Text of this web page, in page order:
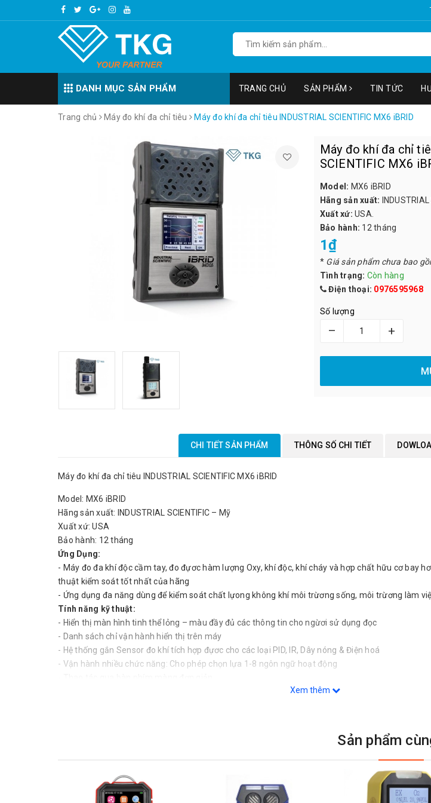
DANH MỤC SẢN PHẨM TRANG CHỦ SẢN PHẨM TIN TỨC
Trang chủ Máy đo khí đa chỉ tiêu Máy đo khí đa chỉ tiêu INDUSTRIAL SCIENTIFIC MX6 iBRID
Máy đo khí đa chỉ
SCIENTIFIC MX6
Model: MX6 iBRID
Hãng sản xuất:
Xuất xứ: USA.
Bảo hành: 12 tháng
1₫
* Giá sản phẩm chưa bao
Tình trạng: Còn hàng
Điện thoại: 0976595968
Số lượng
– +
CHI TIẾT SẢN PHẨM THÔNG SỐ CHI TIẾT
Máy đo khí đa chỉ tiêu INDUSTRIAL SCIENTIFIC MX6 iBRID
Model: MX6 iBRID
Hãng sản xuất: INDUSTRIAL SCIENTIFIC – Mỹ
Xuất xứ: USA
Bảo hành: 12 tháng
Ứng Dụng:
- Máy đo đa khí độc cầm tay, đo đựơc hàm lượng Oxy, khí độc, khí cháy và hợp chất hữu cơ bay
thuật kiểm soát tốt nhất của hãng
- Ứng dụng đa năng dùng để kiểm soát chất lựong không khí môi trừơng sống, môi trừơng làm
Tính năng kỹ thuật:
- Hiển thị màn hình tinh thể lỏng – màu đầy đủ các thông tin cho ngừơi sử dụng đọc
- Danh sách chỉ vận hành hiển thị trên máy
- Hệ thống gắn Sensor đo khí tích hợp đựơc cho các loại PID, IR, Dây nóng & Điện hoá
- Vận hành nhiều chức năng: Cho phép chọn lựa 1-8 ngôn ngữ hoạt động
- Sử dụng Pin sạc Lithium-Ion, thời gian cho phép vận hành liên tục đến 36 giờ
- Máy có chức năng tự kiểm tra khi khởi động và kiểm tra bơm bên trong trứơc khi sử dụng
Thông số kỹ thuật:
- Máy đo khí đa chỉ tiêu khí loại cầm tay, dùng đo các loại khí Option: LEL (Pentane), LEL
Xem thêm
Sản phẩm